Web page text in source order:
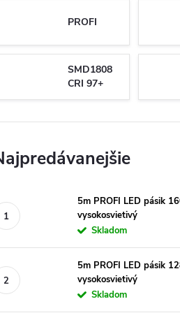
PROFI
SMD1808
CRI 97+
5m PROFI LED pásik
vysokosvietivý
Skladom
5m PROFI LED pásik
vysokosvietivý
Skladom